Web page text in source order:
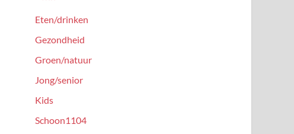
Eten/drinken
Gezondheid
Groen/natuur
Jong/senior
Kids
Schoon1104